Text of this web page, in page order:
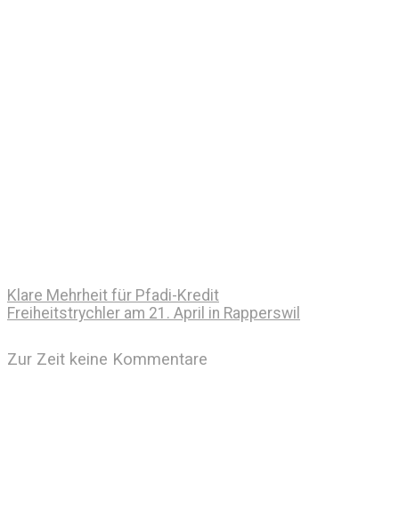
Klare Mehrheit für Pfadi-Kredit
Freiheitstrychler am 21. April in Rapperswil
Zur Zeit keine Kommentare